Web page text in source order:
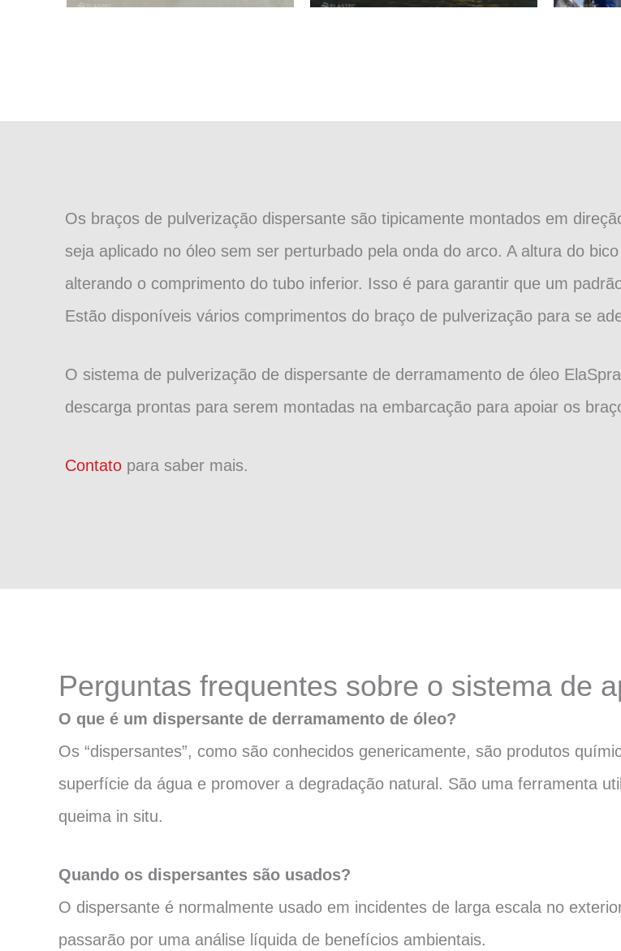
Os braços de pulverização dispersante são tipicamente montados em
seja aplicado no óleo sem ser perturbado pela onda do arco. A altura do
alterando o comprimento do tubo inferior. Isso é para garantir que um
Estão disponíveis vários comprimentos do braço de pulverização para se
O sistema de pulverização de dispersante de derramamento de óleo
descarga prontas para serem montadas na embarcação para apoiar os
Contato para saber mais.
Perguntas frequentes sobre o sistema de
O que é um dispersante de derramamento de óleo?
Os “dispersantes”, como são conhecidos genericamente, são produtos
superfície da água e promover a degradação natural. São uma ferramenta
queima in situ.
Quando os dispersantes são usados?
O dispersante é normalmente usado em incidentes de larga escala no
passarão por uma análise líquida de benefícios ambientais.